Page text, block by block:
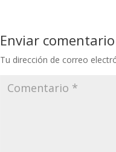
Enviar comentario
Tu dirección de correo